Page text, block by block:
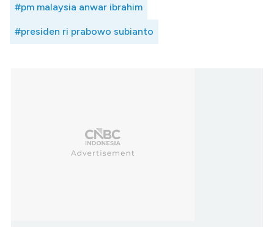
#pm malaysia anwar ibrahim
#presiden ri prabowo subianto